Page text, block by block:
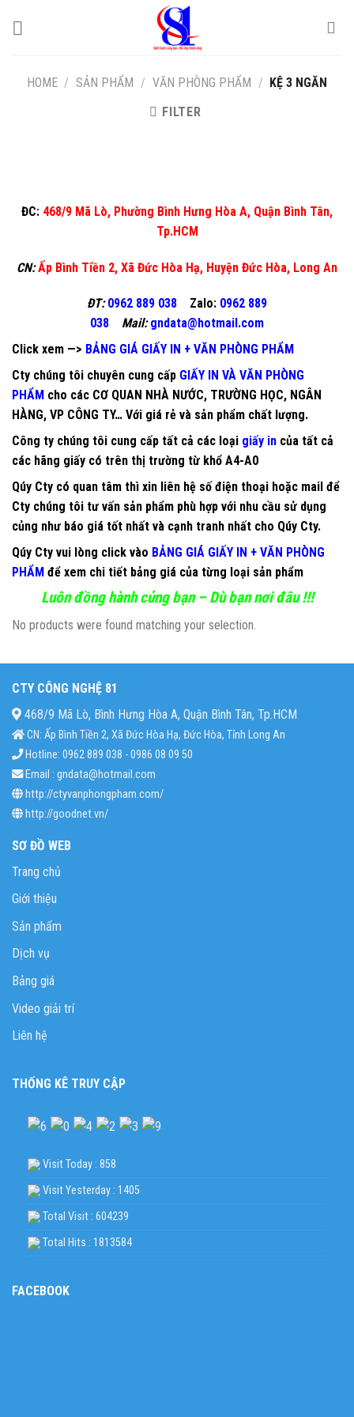
HOME / SẢN PHẨM / VĂN PHÒNG PHẨM / KỆ 3 NGĂN
FILTER
ĐC: 468/9 Mã Lò, Phường Bình Hưng Hòa A, Quận Bình Tân,
Tp.HCM
CN:Ấp Bình Tiền 2, Xã Đức Hòa Hạ, Huyện Đức Hòa, Long An
ĐT: 0962 889 038 Zalo: 0962 889
038
Mail: gndata@hotmail.com
Click xem —> BẢNG GIÁ GIẤY IN + VĂN PHÒNG PHẨM
Cty chúng tôi chuyên cung cấp GIẤY IN VÀ VĂN PHÒNG
PHẨM cho các CƠ QUAN NHÀ NƯỚC, TRƯỜNG HỌC, NGÂN
HÀNG, VP CÔNG TY… Với giá rẻ và sản phẩm chất lượng.
Công ty chúng tôi cung cấp tất cả các loại giấy in của tất cả
các hãng giấy có trên thị trường từ khổ A4-A0
Qúy Cty có quan tâm thì xin liên hệ số điện thoại hoặc mail để
Cty chúng tôi tư vấn sản phẩm phù hợp với nhu cầu sử dụng
củng như báo giá tốt nhất và cạnh tranh nhất cho Qúy Cty.
Qúy Cty vui lòng click vào BẢNG GIÁ GIẤY IN + VĂN PHÒNG
PHẨM để xem chi tiết bảng giá của từng loại sản phẩm
Luôn đồng hành củng bạn – Dù bạn nơi đâu !!!
No products were found matching your selection.
CTY CÔNG NGHỆ 81
468/9 Mã Lò, Bình Hưng Hòa A, Quận Bình Tân, Tp.HCM
CN: Ấp Bình Tiền 2, Xã Đức Hòa Hạ, Đức Hòa, Tỉnh Long An
Hotline: 0962 889 038 - 0986 08 09 50
Email : gndata@hotmail.com
http://ctyvanphongpham.com/
http://goodnet.vn/
SƠ ĐỒ WEB
Trang chủ
Giới thiệu
Sản phẩm
Dịch vụ
Bảng giá
Video giải trí
Liên hệ
THỐNG KÊ TRUY CẬP
Visit Today : 858
Visit Yesterday : 1405
Total Visit : 604239
Total Hits : 1813584
FACEBOOK